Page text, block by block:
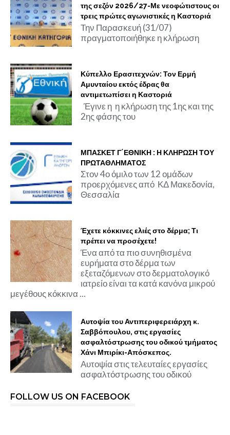
της σεζόν 2026/27-Με νεοφώτιστους οι
τρεις πρώτες αγωνιστικές η Καστοριά
Την Παρασκευή (31/07)
πραγματοποιήθηκε η κλήρωση
Κύπελλο Ερασιτεχνών: Τον Ερμή
Αμυνταίου εκτός έδρας θα
αντιμετωπίσει η Καστοριά
Έγινε η η κλήρωση της 1ης και της
2ης φάσης του
ΜΠΑΣΚΕΤ Γ΄ΕΘΝΙΚΗ : Η ΚΛΗΡΩΣΗ ΤΟΥ
ΠΡΩΤΑΘΛΗΜΑΤΟΣ
Στον 4ο όμιλο των 12 ομάδων
προερχόμενες από ΚΔ Μακεδονία,
Θεσσαλία
Έχετε κόκκινες ελιές στο δέρμα; Τι
πρέπει να προσέχετε!
Ένα από τα πιο συνηθισμένα
ευρήματα στο δέρμα των
εξεταζόμενων στο δερματολογικό
ιατρείο είναι τα κατά κανόνα μικρού
μεγέθους κόκκινα ...
Αυτοψία του Αντιπεριφερειάρχη κ.
Σαββόπουλου, στις εργασίες
ασφαλτόστρωσης του οδικού τμήματος
Χάνι Μπιρίκι-Απόσκεπος.
Αυτοψία στις τελευταίες εργασίες
ασφαλτόστρωσης του οδικού
FOLLOW US ON FACEBOOK